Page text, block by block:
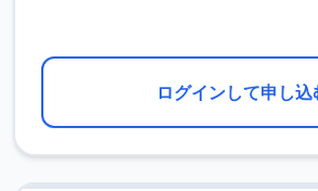
ログインして申し込